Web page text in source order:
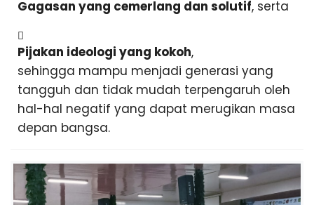
Gagasan yang cemerlang dan solutif, serta
Pijakan ideologi yang kokoh,
sehingga mampu menjadi generasi yang
tangguh dan tidak mudah terpengaruh oleh
hal-hal negatif yang dapat merugikan masa
depan bangsa.